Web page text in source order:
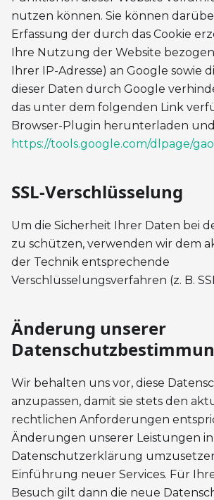
nutzen können. Sie können
Erfassung der durch das Cookie
Ihre Nutzung der Website
Ihrer IP-Adresse) an Google sowie
dieser Daten durch Google
das unter dem folgenden Link
Browser-Plugin herunterladen
https://tools.google.com/dlpage/
SSL-Verschlüsselung
Um die Sicherheit Ihrer Daten bei
zu schützen, verwenden wir dem
der Technik entsprechende
Verschlüsselungsverfahren (z. B.
Änderung unserer
Wir behalten uns vor, diese
anzupassen, damit sie stets den
rechtlichen Anforderungen
Änderungen unserer Leistungen
Datenschutzerklärung
Einführung neuer Services. Für
Besuch gilt dann die neue